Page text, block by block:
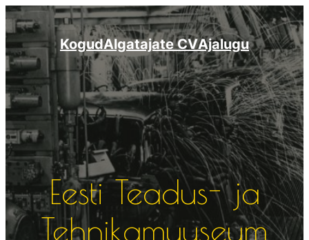
Liigu
sisu
juurde
KogudAlgatajate CVAjalugu
Eesti Teadus- ja
Tehnikamuuseum